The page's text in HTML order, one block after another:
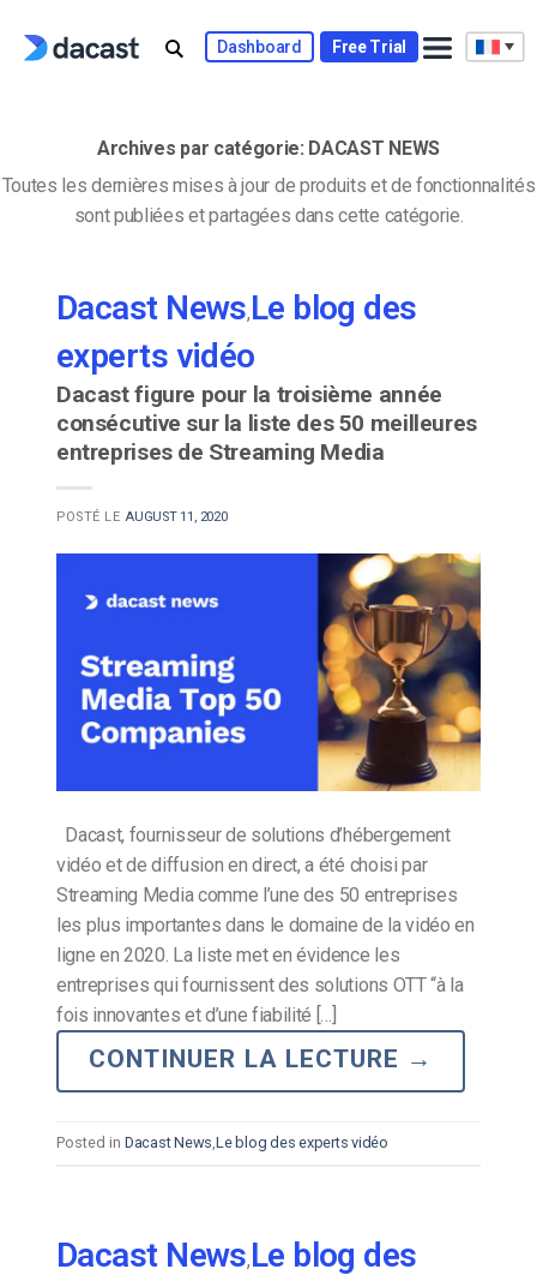
Dashboard Free Trial
Archives par catégorie: DACAST NEWS
Toutes les dernières mises à jour de produits et de fonctionnalités
sont publiées et partagées dans cette catégorie.
Dacast News,Le blog des
experts vidéo
Dacast figure pour la troisième année
consécutive sur la liste des 50 meilleures
entreprises de Streaming Media
POSTÉ LEAUGUST 11, 2020
Dacast, fournisseur de solutions d’hébergement
vidéo et de diffusion en direct, a été choisi par
Streaming Media comme l’une des 50 entreprises
les plus importantes dans le domaine de la vidéo en
ligne en 2020. La liste met en évidence les
entreprises qui fournissent des solutions OTT “à la
fois innovantes et d’une fiabilité […]
CONTINUER LA LECTURE →
Posted in Dacast News ,Le blog des experts vidéo
Dacast News,Le blog des